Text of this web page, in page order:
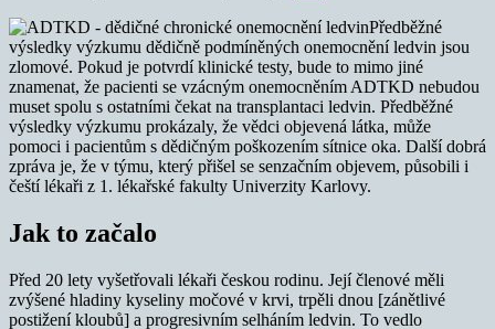
Předběžné
výsledky výzkumu dědičně podmíněných onemocnění ledvin jsou
zlomové. Pokud je potvrdí klinické testy, bude to mimo jiné
znamenat, že pacienti se vzácným onemocněním ADTKD nebudou
muset spolu s ostatními čekat na transplantaci ledvin. Předběžné
výsledky výzkumu prokázaly, že vědci objevená látka, může
pomoci i pacientům s dědičným poškozením sítnice oka. Další dobrá
zpráva je, že v týmu, který přišel se senzačním objevem, působili i
čeští lékaři z 1. lékařské fakulty Univerzity Karlovy.
Jak to začalo
Před 20 lety vyšetřovali lékaři českou rodinu. Její členové měli
zvýšené hladiny kyseliny močové v krvi, trpěli dnou [zánětlivé
postižení kloubů] a progresivním selháním ledvin. To vedlo